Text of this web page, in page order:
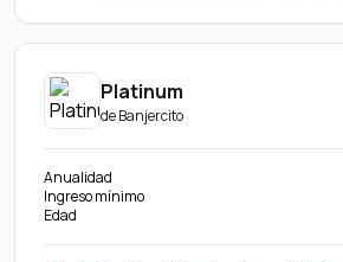
Platinum
deBanjercito
Anualidad
Ingreso mínimo
Edad